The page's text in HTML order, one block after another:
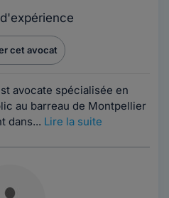
cet avocat
avocate spécialisée en
au barreau de Montpellier
dans... Lire la suite